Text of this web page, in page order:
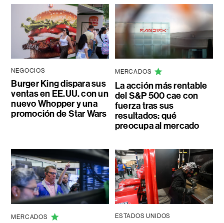
NEGOCIOS
Burger King dispara sus
ventas en EE.UU. con un
nuevo Whopper y una
promoción de Star Wars
MERCADOS
La acción más rentable
del S&P 500 cae con
fuerza tras sus
resultados: qué
preocupa al mercado
MERCADOS ESTADOS UNIDOS